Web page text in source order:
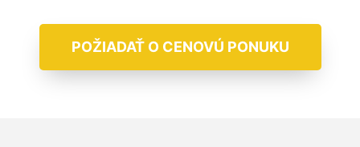
POŽIADAŤ O CENOVÚ PONUKU